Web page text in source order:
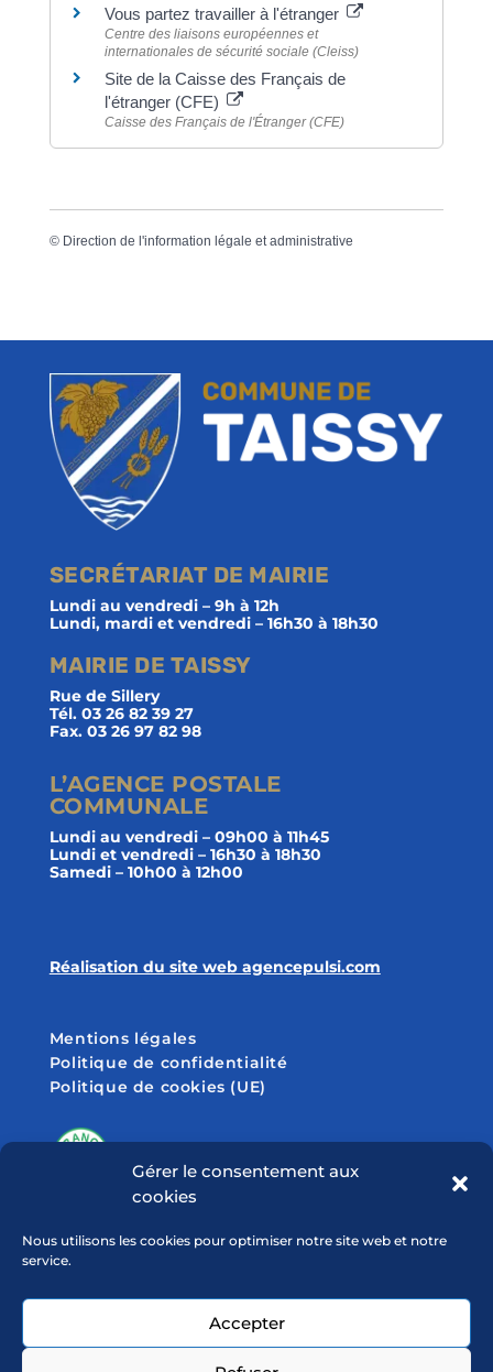
Gérer le consentement aux
cookies
Nous utilisons les cookies pour optimiser notre site web et notre
service.
Accepter
Vous partez travailler à l'étranger
Centre des liaisons européennes et
internationales de sécurité sociale (Cleiss)
Site de la Caisse des Français de
l'étranger (CFE)
Caisse des Français de l'Étranger (CFE)
© Direction de l'information légale et administrative
SECRÉTARIAT DE MAIRIE
Lundi au vendredi – 9h à 12h
Lundi, mardi et vendredi – 16h30 à 18h30
MAIRIE DE TAISSY
Rue de Sillery
Tél. 03 26 82 39 27
Fax. 03 26 97 82 98
L’AGENCE POSTALE
COMMUNALE
Lundi au vendredi – 09h00 à 11h45
Lundi et vendredi – 16h30 à 18h30
Samedi – 10h00 à 12h00
Réalisation du site web agencepulsi.com
Mentions légales
Politique de confidentialité
Politique de cookies (UE)
SUIVEZ-NOUS SUR